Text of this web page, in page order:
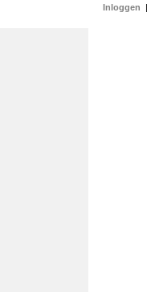
Inloggen |